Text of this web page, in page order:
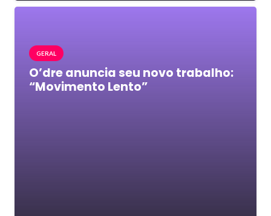
GERAL
O’dre anuncia seu novo trabalho:
“Movimento Lento”